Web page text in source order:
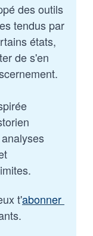
des outils
tendus par
états,
de s'en
t'abonner